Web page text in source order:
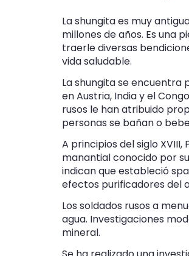
La shungita es muy
millones de años. Es una
traerle diversas
vida saludable.
La shungita se encuentra
en Austria, India y el
rusos le han atribuido
personas se bañan o
A principios del siglo
manantial conocido por
indican que estableció
efectos purificadores del
Los soldados rusos a
agua. Investigaciones
mineral.